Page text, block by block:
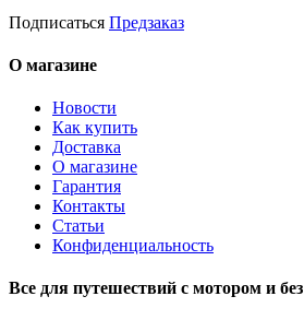
Подписаться Предзаказ
О магазине
Новости
Как купить
Доставка
О магазине
Гарантия
Контакты
Статьи
Конфиденциальность
Все для путешествий с мотором и без